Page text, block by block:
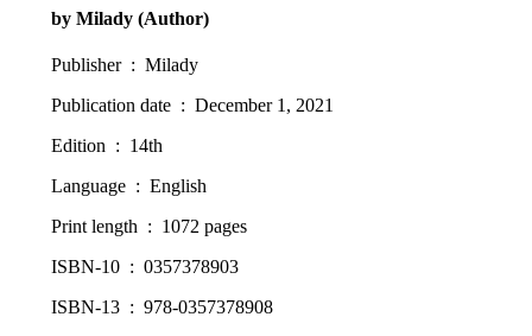
by Milady (Author)
Publisher ‏ : ‎ Milady
Publication date ‏ : ‎ December 1, 2021
Edition ‏ : ‎ 14th
Language ‏ : ‎ English
Print length ‏ : ‎ 1072 pages
ISBN-10 ‏ : ‎ 0357378903
ISBN-13 ‏ : ‎ 978-0357378908